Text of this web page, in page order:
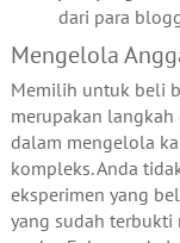
dari para
Mengelola
Memilih untuk beli
merupakan
dalam mengelola
kompleks. Anda
eksperimen yang
yang sudah terbukti